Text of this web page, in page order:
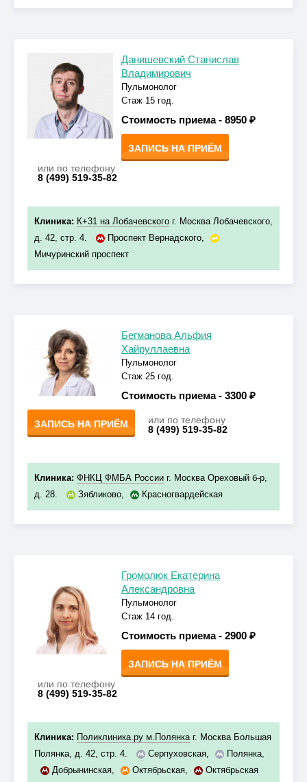
Данишевский Станислав
Владимирович
Пульмонолог
Стаж 15 год.
Стоимость приема - 8950 ₽
ЗАПИСЬ НА ПРИЁМ
или по телефону
8 (499) 519-35-82
Клиника: К+31 на Лобачевского г. Москва Лобачевского,
д. 42, стр. 4.
Проспект Вернадского,
Мичуринский проспект
Бегманова Альфия
Хайруллаевна
Пульмонолог
Стаж 25 год.
Стоимость приема - 3300 ₽
ЗАПИСЬ НА ПРИЁМ
или по телефону
8 (499) 519-35-82
Клиника: ФНКЦ ФМБА России г. Москва Ореховый б-р,
д. 28.
Зябликово, Красногвардейская
Громолюк Екатерина
Александровна
Пульмонолог
Стаж 14 год.
Стоимость приема - 2900 ₽
ЗАПИСЬ НА ПРИЁМ
или по телефону
8 (499) 519-35-82
Клиника: Поликлиника.ру м.Полянкаг. Москва Большая
Полянка, д. 42, стр. 4.
Серпуховская, Полянка,
Добрынинская, Октябрьская, Октябрьская